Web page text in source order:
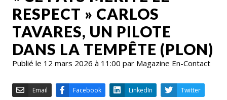
RESPECT » CARLOS
TAVARES, UN PILOTE
DANS LA TEMPÊTE (PLON)
Publié le 12 mars 2026 à 11:00 par Magazine En-Contact